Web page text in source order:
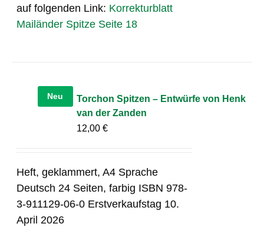
auf folgenden Link: Korrekturblatt
Mailänder Spitze Seite 18
Neu
Torchon Spitzen – Entwürfe von Henk
van der Zanden
12,00€
Heft, geklammert, A4 Sprache
Deutsch 24 Seiten, farbig ISBN 978-
3-911129-06-0 Erstverkaufstag 10.
April 2026